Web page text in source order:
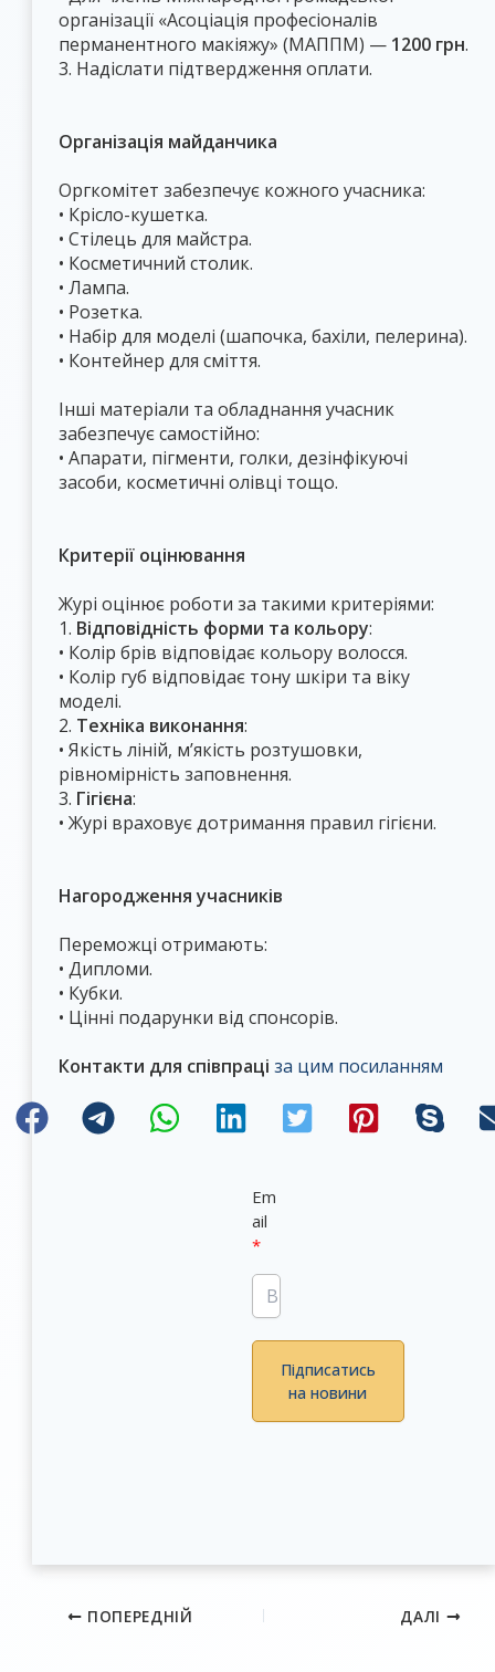
організації «Асоціація професіоналів
перманентного макіяжу» (МАППМ) — 1200 грн.
3. Надіслати підтвердження оплати.
Організація майданчика
Оргкомітет забезпечує кожного учасника:
• Крісло-кушетка.
• Стілець для майстра.
• Косметичний столик.
• Лампа.
• Розетка.
• Набір для моделі (шапочка, бахіли, пелерина).
• Контейнер для сміття.
Інші матеріали та обладнання учасник
забезпечує самостійно:
• Апарати, пігменти, голки, дезінфікуючі
засоби, косметичні олівці тощо.
Критерії оцінювання
Журі оцінює роботи за такими критеріями:
1. Відповідність форми та кольору:
• Колір брів відповідає кольору волосся.
• Колір губ відповідає тону шкіри та віку
моделі.
2. Техніка виконання:
• Якість ліній, м’якість розтушовки,
рівномірність заповнення.
3. Гігієна:
• Журі враховує дотримання правил гігієни.
Нагородження учасників
Переможці отримають:
• Дипломи.
• Кубки.
• Цінні подарунки від спонсорів.
Контакти для співпраці за цим посиланням
Em
ail
Підписатись
на новини
ПОПЕРЕДНІЙ ДАЛІ